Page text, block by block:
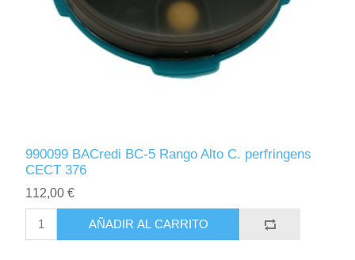
990099 BACredi BC-5 Rango Alto C. perfringens
CECT 376
112,00 €
AÑADIR AL CARRITO